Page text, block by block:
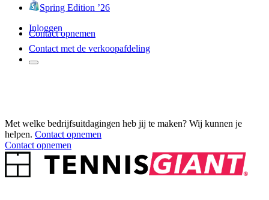
Spring Edition ’26
Inloggen
Contact opnemen
Contact met de verkoopafdeling
Met welke bedrijfsuitdagingen heb jij te maken? Wij kunnen je
helpen. Contact opnemen
Contact opnemen